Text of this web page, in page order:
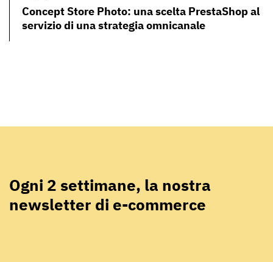
Concept Store Photo: una scelta PrestaShop al
servizio di una strategia omnicanale
Ogni 2 settimane, la nostra
newsletter di e-commerce